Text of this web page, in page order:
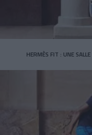
HERMÈS FIT : UNE